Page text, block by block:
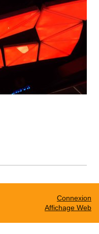
Connexion
Affichage Web